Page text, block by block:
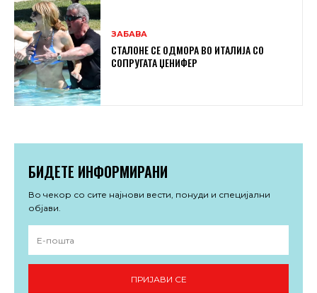
ЗАБАВА
СТАЛОНЕ СЕ ОДМОРА ВО ИТАЛИЈА СО
СОПРУГАТА ЏЕНИФЕР
БИДЕТЕ ИНФОРМИРАНИ
Во чекор со сите најнови вести, понуди и специјални
објави.
ПРИЈАВИ СЕ